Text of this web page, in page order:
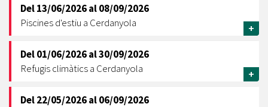
Del13/06/2026al08/09/2026
Piscines d'estiu a Cerdanyola
+
Del01/06/2026al30/09/2026
Refugis climàtics a Cerdanyola
+
Del22/05/2026al06/09/2026